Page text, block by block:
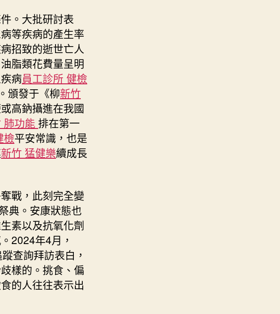
。大批研討表
等疾病的產生率
招致的逝世亡人
脂類花費量呈明
病員工診所 健檢
頒發于《柳新竹
高鈉攝進在我國
肺功能 排在第一
檢平安常識，也是
新竹 猛健樂續成長
戰，此刻完全變
典。安康狀態也
素以及抗氧化劑
2024年4月，
查詢拜訪表白，
樣的。挑食、偏
的人往往表示出